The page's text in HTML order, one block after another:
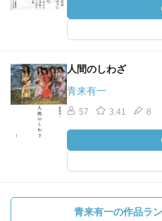
人間のしわざ
青来有一
57 3.41 8
青来有一の作品ラ